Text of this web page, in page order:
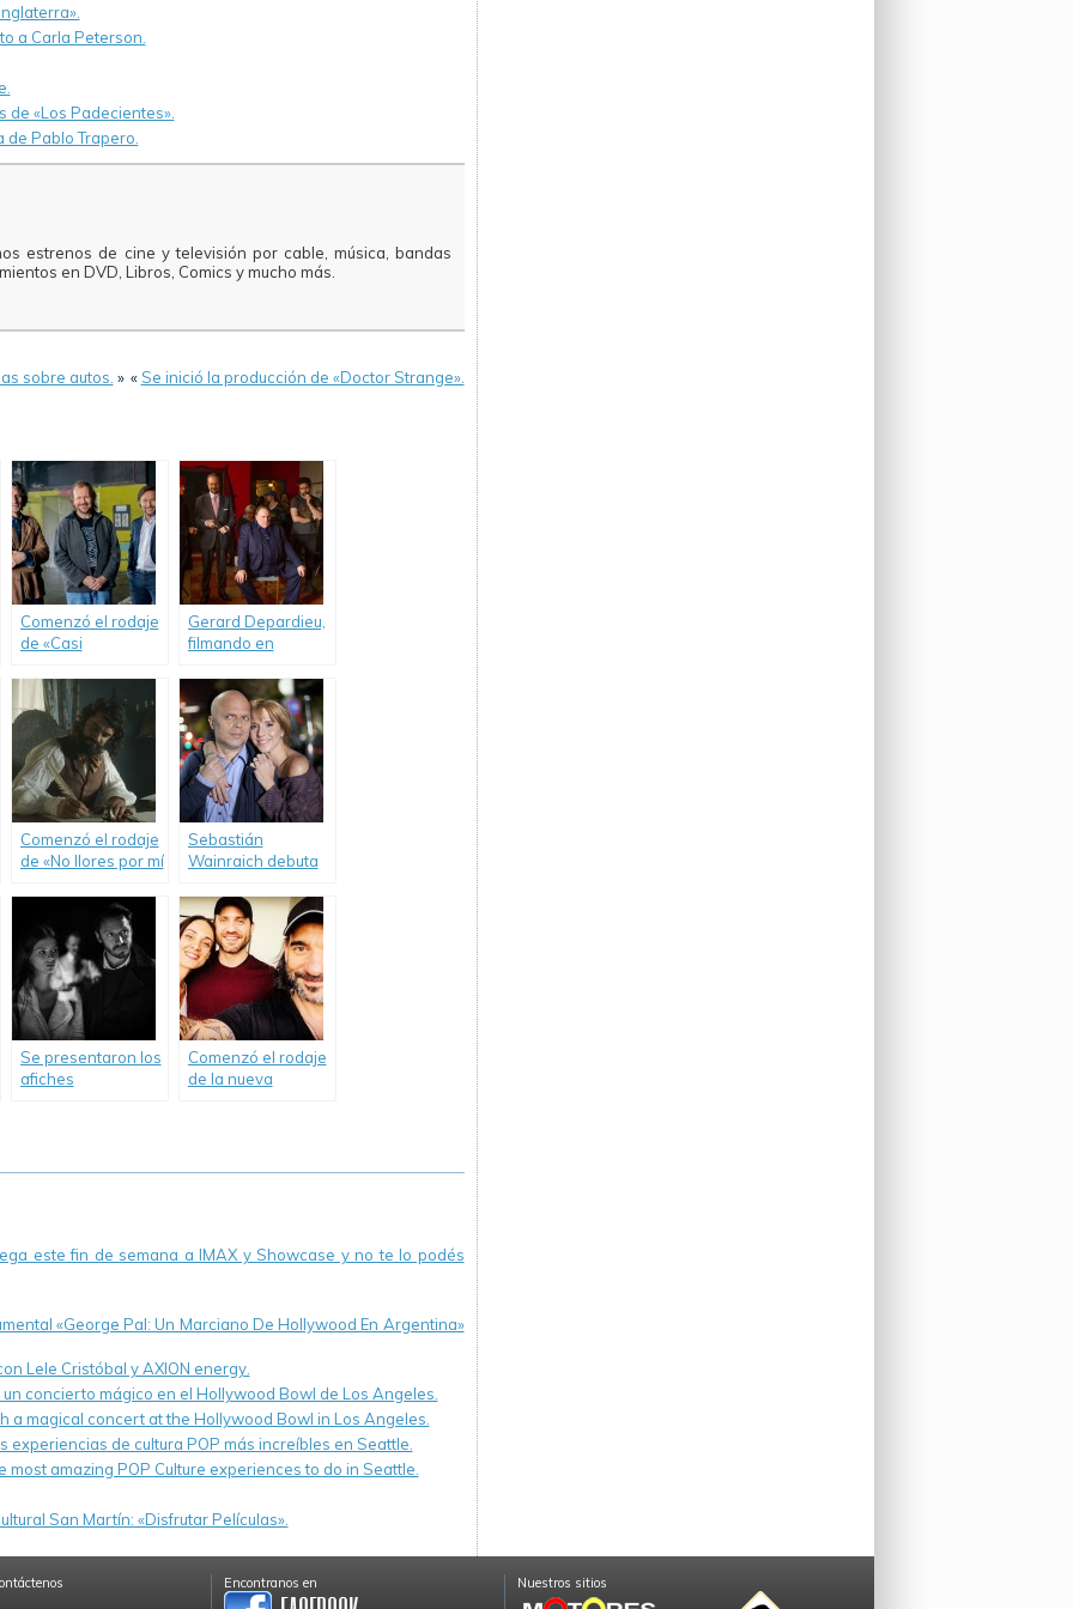
a Carla Peterson.
«Los Padecientes».
Pablo Trapero.
estrenos de cine y televisión por cable, música, bandas
en DVD, Libros, Comics y mucho más.
sobre autos. » «Se inició la producción de «Doctor Strange».
Comenzó el rodaje
de «Casi
Gerard Depardieu,
filmando en
Comenzó el rodaje
de «No llores por mí
Sebastián
Wainraich debuta
Carla Peterson.
Se presentaron los
afiches
Comenzó el rodaje
de la nueva
este fin de semana a IMAX y Showcase y no te lo podés
«George Pal: Un Marciano De Hollywood En Argentina»
Lele Cristóbal y AXION energy.
concierto mágico en el Hollywood Bowl de Los Angeles.
a magical concert at the Hollywood Bowl in Los Angeles.
experiencias de cultura POP más increíbles en Seattle.
most amazing POP Culture experiences to do in Seattle.
San Martín: «Disfrutar Películas».
Encontranos en Nuestros sitios